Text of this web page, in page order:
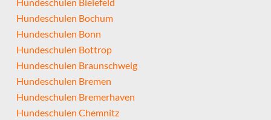
Hundeschulen Bochum
Hundeschulen Bonn
Hundeschulen Bottrop
Hundeschulen Braunschweig
Hundeschulen Bremen
Hundeschulen Bremerhaven
Hundeschulen Chemnitz